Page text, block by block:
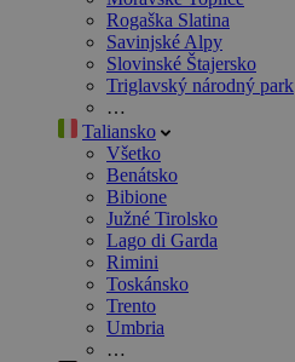
Rogaška Slatina
Savinjské Alpy
Slovinské Štajersko
Triglavský národný park
…
Taliansko
Všetko
Benátsko
Bibione
Južné Tirolsko
Lago di Garda
Rimini
Toskánsko
Trento
Umbria
…